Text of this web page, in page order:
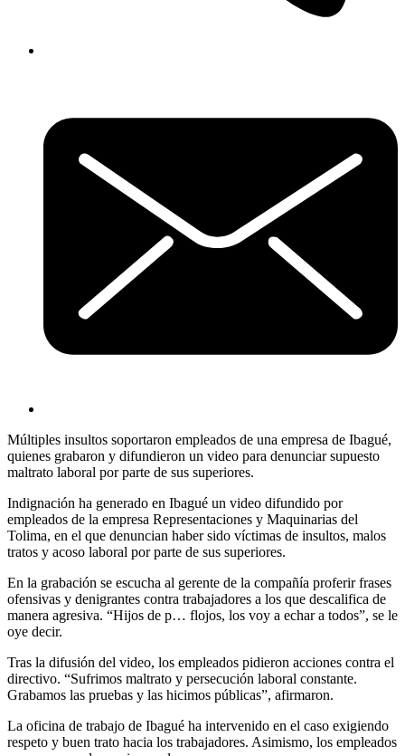
Múltiples insultos soportaron empleados de una empresa de Ibagué,
quienes grabaron y difundieron un video para denunciar supuesto
maltrato laboral por parte de sus superiores.
Indignación ha generado en Ibagué un video difundido por
empleados de la empresa Representaciones y Maquinarias del
Tolima, en el que denuncian haber sido víctimas de insultos, malos
tratos y acoso laboral por parte de sus superiores.
En la grabación se escucha al gerente de la compañía proferir frases
ofensivas y denigrantes contra trabajadores a los que descalifica de
manera agresiva. “Hijos de p… flojos, los voy a echar a todos”, se le
oye decir.
Tras la difusión del video, los empleados pidieron acciones contra el
directivo. “Sufrimos maltrato y persecución laboral constante.
Grabamos las pruebas y las hicimos públicas”, afirmaron.
La oficina de trabajo de Ibagué ha intervenido en el caso exigiendo
respeto y buen trato hacia los trabajadores. Asimismo, los empleados